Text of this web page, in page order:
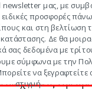
ο στόχος που
στόχος
από κει και πέρα
κάποιες λιγότερο,
ανιχνεύεις την
newsletter μας, με
ειδικές προσφορές
και στη βελτίωση
Δε θα
σας δεδομένα με
σύμφωνα με την
να ξεγραφτείτε
στιγμή.